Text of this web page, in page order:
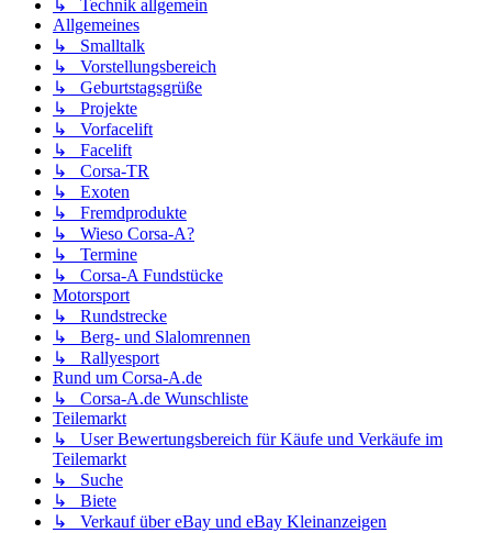
↳ Technik allgemein
Allgemeines
↳ Smalltalk
↳ Vorstellungsbereich
↳ Geburtstagsgrüße
↳ Projekte
↳ Vorfacelift
↳ Facelift
↳ Corsa-TR
↳ Exoten
↳ Fremdprodukte
↳ Wieso Corsa-A?
↳ Termine
↳ Corsa-A Fundstücke
Motorsport
↳ Rundstrecke
↳ Berg- und Slalomrennen
↳ Rallyesport
Rund um Corsa-A.de
↳ Corsa-A.de Wunschliste
Teilemarkt
↳ User Bewertungsbereich für Käufe und Verkäufe im
Teilemarkt
↳ Suche
↳ Biete
↳ Verkauf über eBay und eBay Kleinanzeigen